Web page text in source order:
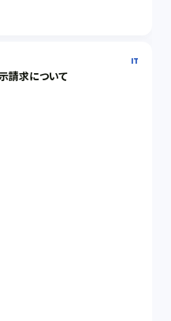
IT
請求について